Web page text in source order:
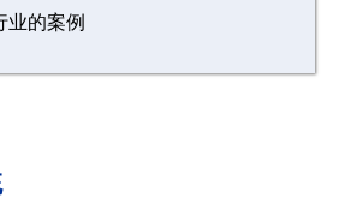
业的案例